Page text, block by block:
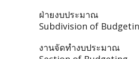
ฝ่ายงบประมาณ
Subdivision of
งานจัดทำงบประมาณ